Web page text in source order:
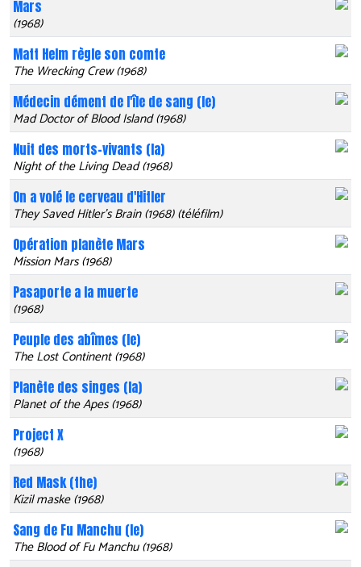
Mars
(1968)
Matt Helm règle son comte
The Wrecking Crew (1968)
Médecin dément de l'île de sang (le)
Mad Doctor of Blood Island (1968)
Nuit des morts-vivants (la)
Night of the Living Dead (1968)
On a volé le cerveau d'Hitler
They Saved Hitler's Brain (1968) (téléfilm)
Opération planète Mars
Mission Mars (1968)
Pasaporte a la muerte
(1968)
Peuple des abîmes (le)
The Lost Continent (1968)
Planète des singes (la)
Planet of the Apes (1968)
Project X
(1968)
Red Mask (the)
Kizil maske (1968)
Sang de Fu Manchu (le)
The Blood of Fu Manchu (1968)